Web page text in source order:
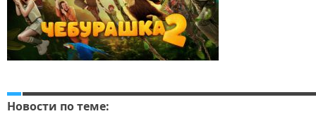
Новости по теме: